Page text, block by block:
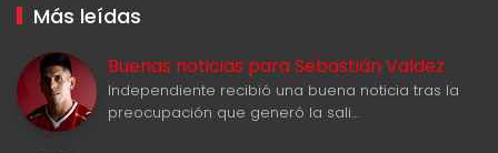
Más leídas
Buenas noticias para Sebastián Valdez
Independiente recibió una buena noticia tras la
preocupación que generó la sali…